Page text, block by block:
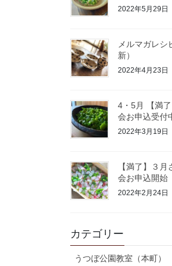
2022年5月29日
メルマガレシ
新）
2022年4月23日
4・5月 【満
会お申込受付
2022年3月19日
【満了】３
会お申込開始
2022年2月24日
カテゴリー
うつぼ公園教室（本町）